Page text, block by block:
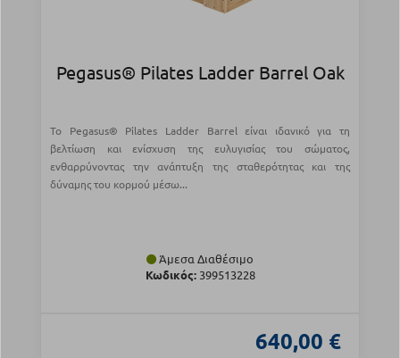
Pegasus® Pilates Ladder Barrel Oak
Το Pegasus® Pilates Ladder Barrel είναι ιδανικό για τη
βελτίωση και ενίσχυση της ευλυγισίας του σώματος,
ενθαρρύνοντας την ανάπτυξη της σταθερότητας και της
δύναμης του κορμού μέσω...
Άμεσα Διαθέσιμο
Κωδικός:399513228
640,00 €